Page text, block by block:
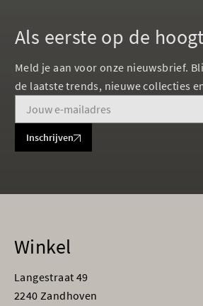
Als eerste op de
Meld je aan voor onze nieuwsbrief.
de laatste trends, nieuwe collecties
Inschrijven
Winkel
Langestraat 49
2240 Zandhoven